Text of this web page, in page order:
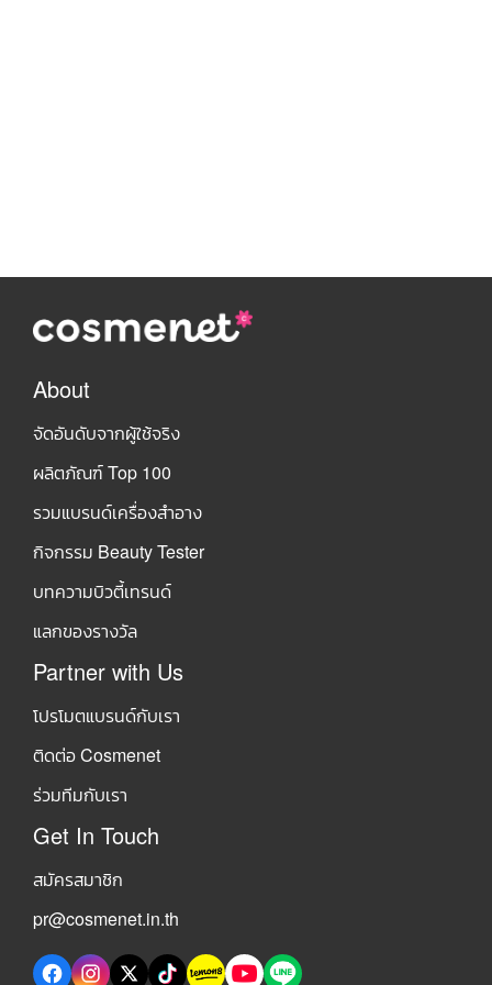
About
จัดอันดับจากผู้ใช้จริง
ผลิตภัณฑ์ Top 100
รวมแบรนด์เครื่องสำอาง
กิจกรรม Beauty Tester
บทความบิวตี้เทรนด์
แลกของรางวัล
Partner with Us
โปรโมตแบรนด์กับเรา
ติดต่อ Cosmenet
ร่วมทีมกับเรา
Get In Touch
สมัครสมาชิก
pr@cosmenet.in.th